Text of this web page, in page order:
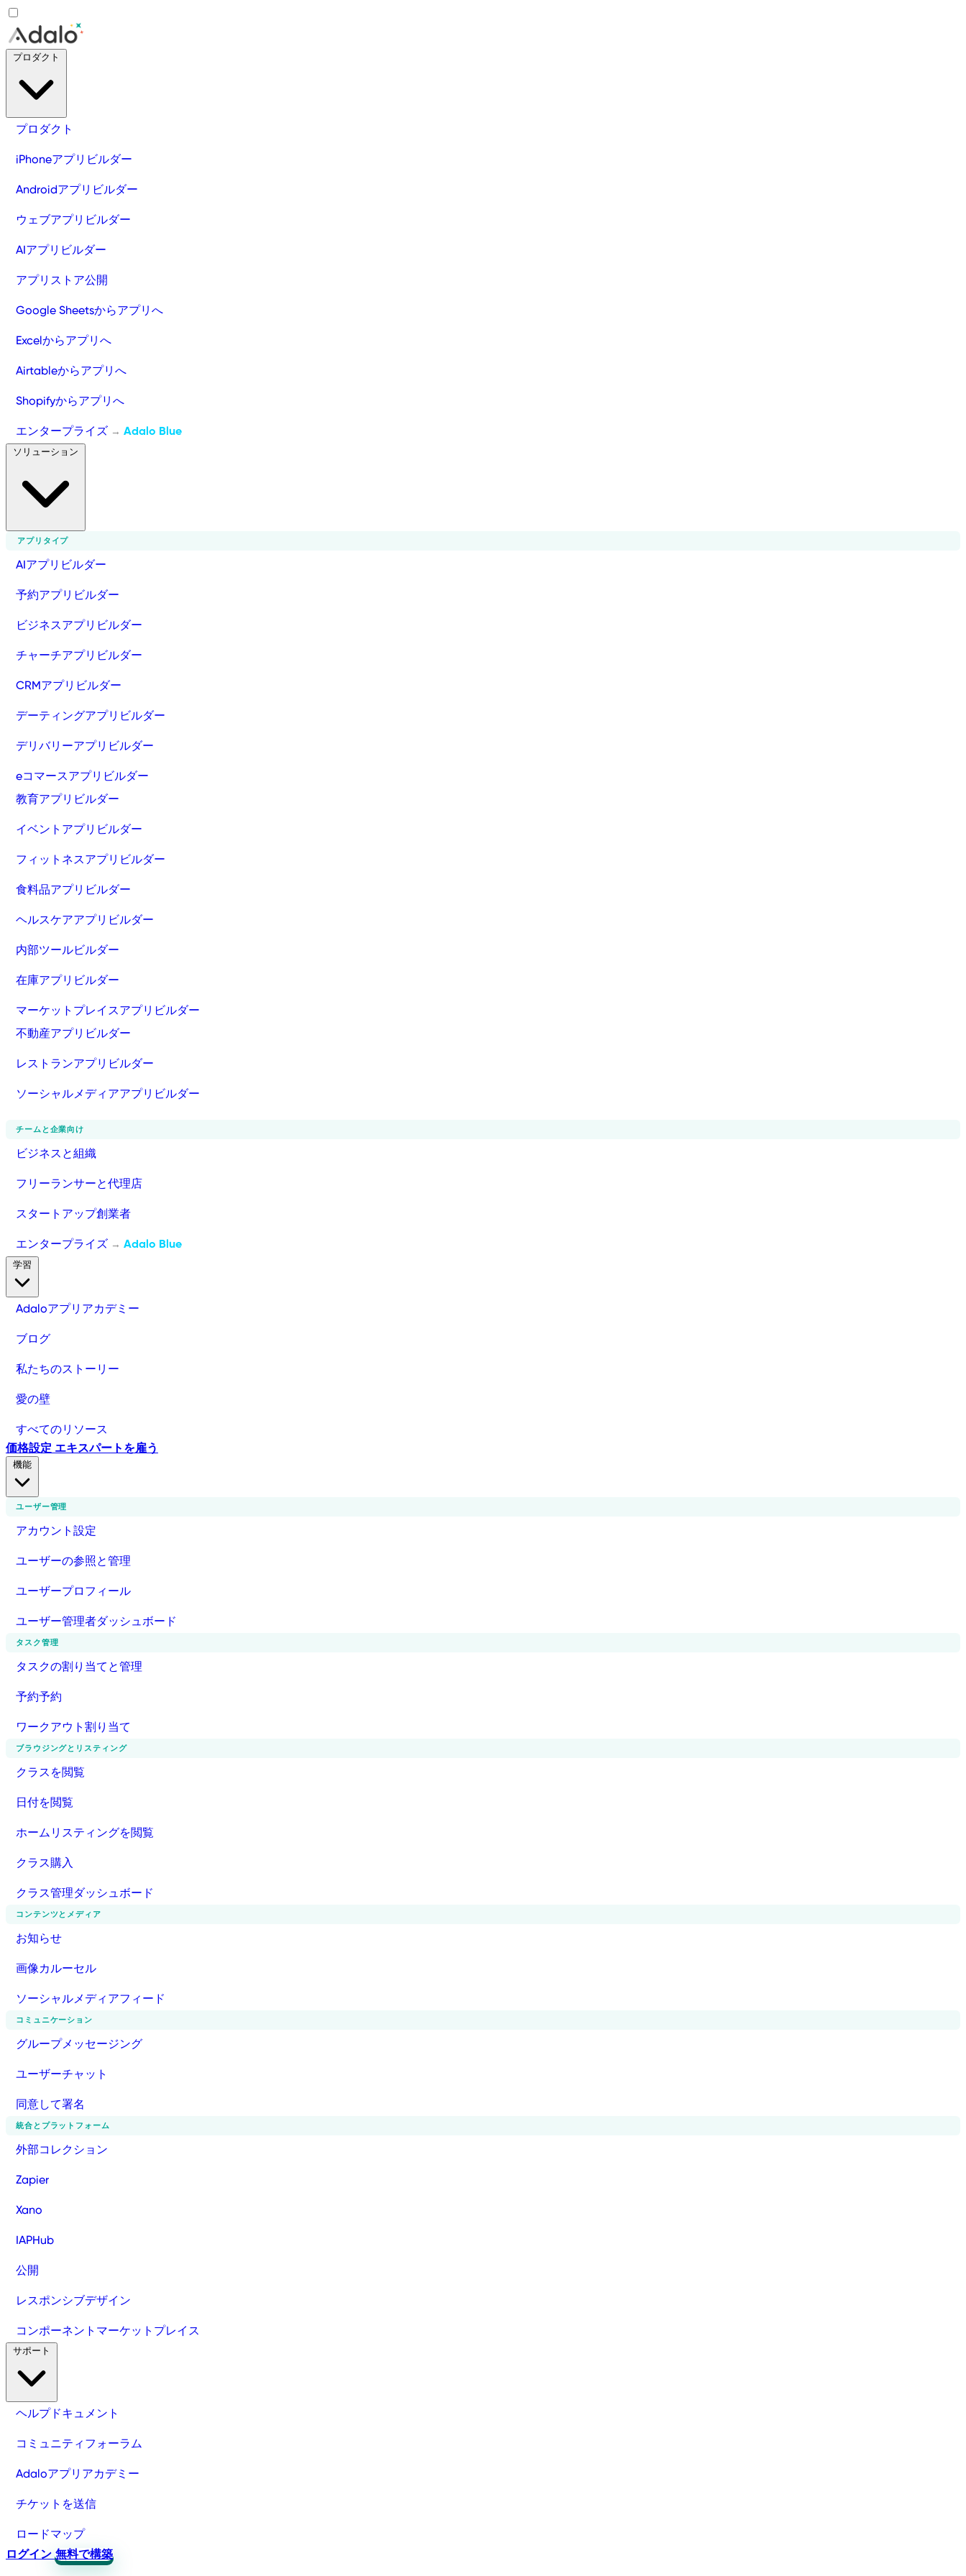
プロダクト
iPhoneアプリビルダー
Androidアプリビルダー
ウェブアプリビルダー
AIアプリビルダー
アプリストア公開
Google Sheetsからアプリへ
Excelからアプリへ
Airtableからアプリへ
Shopifyからアプリへ
エンタープライズ → Adalo Blue
アプリタイプ
AIアプリビルダー
予約アプリビルダー
ビジネスアプリビルダー
チャーチアプリビルダー
CRMアプリビルダー
デーティングアプリビルダー
デリバリーアプリビルダー
eコマースアプリビルダー
教育アプリビルダー
イベントアプリビルダー
フィットネスアプリビルダー
食料品アプリビルダー
ヘルスケアアプリビルダー
内部ツールビルダー
在庫アプリビルダー
マーケットプレイスアプリビルダー
不動産アプリビルダー
レストランアプリビルダー
ソーシャルメディアアプリビルダー
チームと企業向け
ビジネスと組織
フリーランサーと代理店
スタートアップ創業者
エンタープライズ → Adalo Blue
Adaloアプリアカデミー
ブログ
私たちのストーリー
愛の壁
すべてのリソース
価格設定 エキスパートを雇う
ユーザー管理
アカウント設定
ユーザーの参照と管理
ユーザープロフィール
ユーザー管理者ダッシュボード
タスク管理
タスクの割り当てと管理
予約予約
ワークアウト割り当て
ブラウジングとリスティング
クラスを閲覧
日付を閲覧
ホームリスティングを閲覧
クラス購入
クラス管理ダッシュボード
コンテンツとメディア
お知らせ
画像カルーセル
ソーシャルメディアフィード
コミュニケーション
グループメッセージング
ユーザーチャット
同意して署名
統合とプラットフォーム
外部コレクション
Zapier
Xano
IAPHub
公開
レスポンシブデザイン
コンポーネントマーケットプレイス
ヘルプドキュメント
コミュニティフォーラム
Adaloアプリアカデミー
チケットを送信
ロードマップ
ログイン 無料で構築